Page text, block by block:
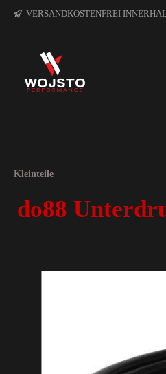
VERSANDKOSTENFREI
Kleinteile
do88